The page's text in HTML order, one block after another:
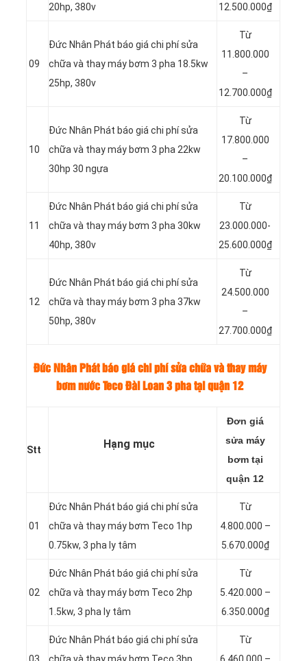
20hp, 380v
12.500.000₫
09
Đức Nhân Phát báo giá chi phí sửa
chữa và thay máy bơm 3 pha 18.5kw
25hp, 380v
Từ
11.800.000
–
12.700.000₫
10
Đức Nhân Phát báo giá chi phí sửa
chữa và thay máy bơm 3 pha 22kw
30hp 30 ngựa
Từ
17.800.000
–
20.100.000₫
11
Đức Nhân Phát báo giá chi phí sửa
chữa và thay máy bơm 3 pha 30kw
40hp, 380v
Từ
23.000.000-
25.600.000₫
12
Đức Nhân Phát báo giá chi phí sửa
chữa và thay máy bơm 3 pha 37kw
50hp, 380v
Từ
24.500.000
–
27.700.000₫
Đức Nhân Phát báo giá chi phí sửa chữa và thay máy
bơm nước Teco Đài Loan 3 pha tại quận 12
Stt Hạng mục
Đơn giá
sửa máy
bơm tại
quận 12
01
Đức Nhân Phát báo giá chi phí sửa
chữa và thay máy bơm Teco 1hp
0.75kw, 3 pha ly tâm
Từ
4.800.000 –
5.670.000₫
02
Đức Nhân Phát báo giá chi phí sửa
chữa và thay máy bơm Teco 2hp
1.5kw, 3 pha ly tâm
Từ
5.420.000 –
6.350.000₫
03
Đức Nhân Phát báo giá chi phí sửa
chữa và thay máy bơm Teco 3hp
Từ
6.460.000 –